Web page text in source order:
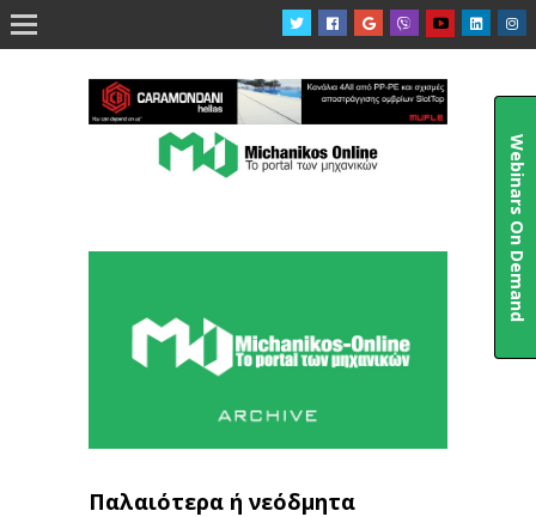

Παλαιότερα ή νεόδμητα
Webinars On Demand